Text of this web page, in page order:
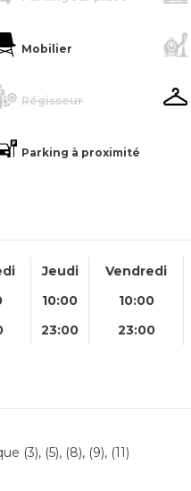
Mobilier
Régisseur
Parking à proximité
Jeudi Vendredi
10:00 10:00
23:00 23:00
(3), (5), (8), (9), (11)